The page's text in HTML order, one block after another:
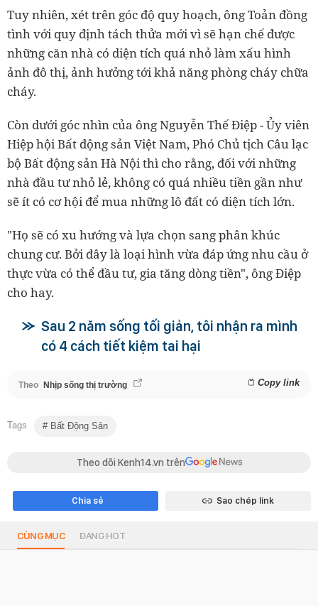
Tuy nhiên, xét trên góc độ quy hoạch, ông Toản đồng
tình với quy định tách thửa mới vì sẽ hạn chế được
những căn nhà có diện tích quá nhỏ làm xấu hình
ảnh đô thị, ảnh hưởng tới khả năng phòng cháy chữa
cháy.
Còn dưới góc nhìn của ông Nguyễn Thế Điệp - Ủy viên
Hiệp hội Bất động sản Việt Nam, Phó Chủ tịch Câu lạc
bộ Bất động sản Hà Nội thì cho rằng, đối với những
nhà đầu tư nhỏ lẻ, không có quá nhiều tiền gần như
sẽ ít có cơ hội để mua những lô đất có diện tích lớn.
"Họ sẽ có xu hướng và lựa chọn sang phân khúc
chung cư. Bởi đây là loại hình vừa đáp ứng nhu cầu ở
thực vừa có thể đầu tư, gia tăng dòng tiền", ông Điệp
cho hay.
Sau 2 năm sống tối giản, tôi nhận ra mình
có 4 cách tiết kiệm tai hại
Theo Nhịp sống thị trường Copy link
Tags Bất Động Sản
Theo dõi Kenh14.vn trên
Chia sẻ Sao chép link
CÙNG MỤC ĐANG HOT